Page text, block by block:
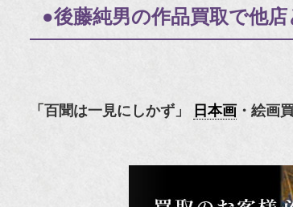
●後藤純男の作品買取で他店
「百聞は一見にしかず」 日本画 ・絵画